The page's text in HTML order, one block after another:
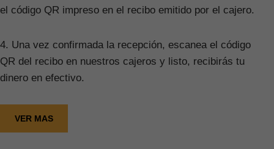
el código QR impreso en el recibo emitido por el cajero.
4. Una vez confirmada la recepción, escanea el código
QR del recibo en nuestros cajeros y listo, recibirás tu
dinero en efectivo.
VER MAS